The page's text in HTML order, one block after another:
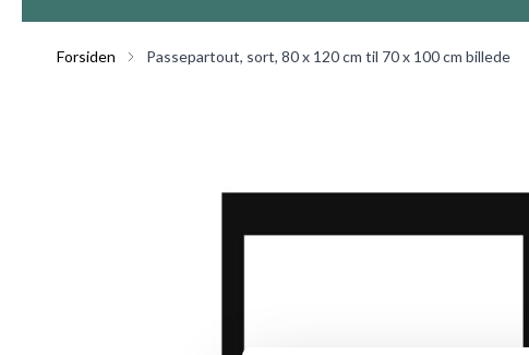
Forsiden Passepartout, sort, 80 x 120 cm til 70 x 100 cm billede